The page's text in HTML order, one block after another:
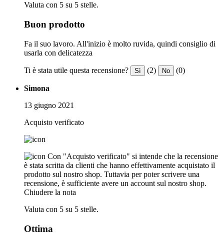
Valuta con 5 su 5 stelle.
Buon prodotto
Fa il suo lavoro. All'inizio è molto ruvida, quindi consiglio di
usarla con delicatezza
Ti è stata utile questa recensione? Sì (2) No (0)
Simona
13 giugno 2021
Acquisto verificato
Con "Acquisto verificato" si intende che la recensione
è stata scritta da clienti che hanno effettivamente acquistato il
prodotto sul nostro shop. Tuttavia per poter scrivere una
recensione, è sufficiente avere un account sul nostro shop.
Chiudere la nota
Valuta con 5 su 5 stelle.
Ottima